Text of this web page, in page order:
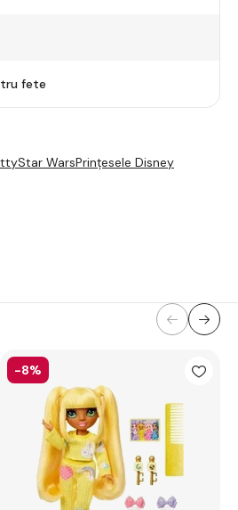
fete
Star WarsPrințesele Disney
-8%